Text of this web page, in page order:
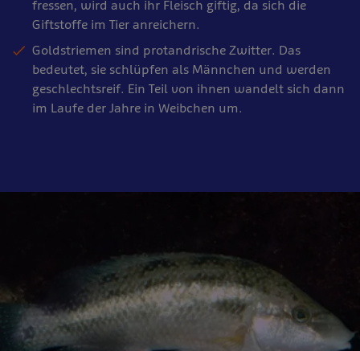
fressen, wird auch ihr Fleisch giftig, da sich die
Giftstoffe im Tier anreichern.
Goldstriemen sind protandrische Zwitter. Das
bedeutet, sie schlüpfen als Männchen und werden
geschlechtsreif. Ein Teil von ihnen wandelt sich dann
im Laufe der Jahre in Weibchen um.